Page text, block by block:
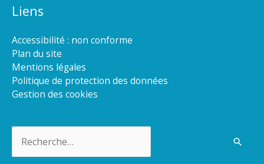
Liens
Accessibilité : non conforme
Plan du site
Mentions légales
Politique de protection des données
Gestion des cookies